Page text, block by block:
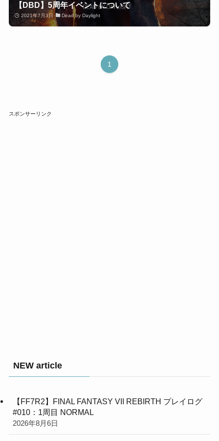
【DBD】5周年イベントについて
2021年7月3日 Dead by Daylight
1
スポンサーリンク
NEW article
【FF7R2】FINAL FANTASY VII REBIRTH プレイログ
#010：1周目 NORMAL
2026年8月6日